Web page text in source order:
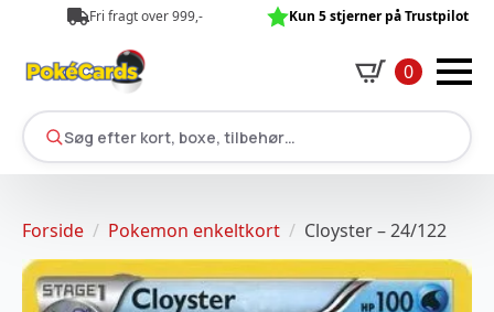
Fri fragt over 999,- Kun 5 stjerner på Trustpilot
0
Søg efter kort, boxe, tilbehør…
Forside Pokemon enkeltkort Cloyster – 24/122